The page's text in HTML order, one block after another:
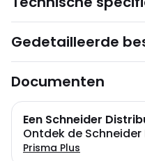
Gedetailleerde
Documenten
Een Schneider
Ontdek de
Prisma Plus